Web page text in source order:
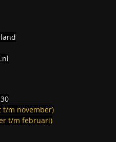
t/m november)
t/m februari)